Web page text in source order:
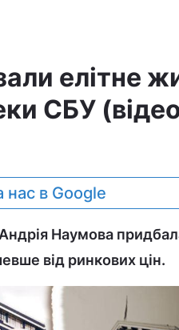
елітне
СБУ
нас в Google
Наумова
від ринкових цін.